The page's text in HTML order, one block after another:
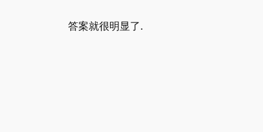
答案就很明显了.